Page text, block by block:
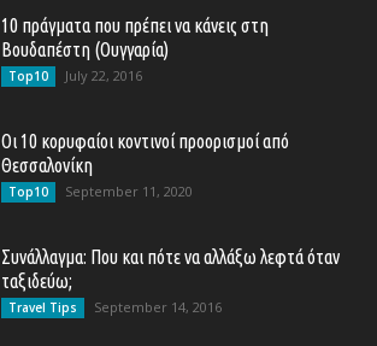
10 πράγματα που πρέπει να κάνεις στη
Βουδαπέστη (Ουγγαρία)
Top10 July 22, 2016
Οι 10 κορυφαίοι κοντινοί προορισμοί από
Θεσσαλονίκη
Top10 September 11, 2020
Συνάλλαγμα: Που και πότε να αλλάξω λεφτά όταν
ταξιδεύω;
Travel Tips September 14, 2016